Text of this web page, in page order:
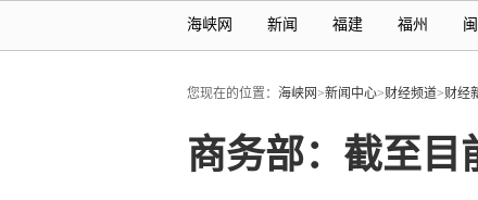
海峡网 新闻 福建 福州
您现在的位置： 海峡网>新闻中心>财经频道>财经
商务部：截至目